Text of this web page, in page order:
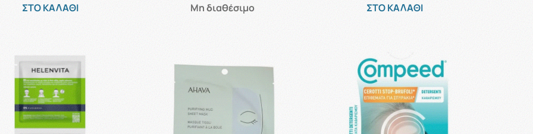
ΣΤΟ ΚΑΛΑΘΙ Μη διαθέσιμο ΣΤΟ ΚΑΛΑΘΙ